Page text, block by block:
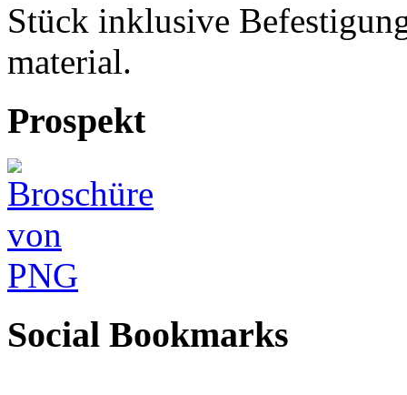
Stück inklusive
material.
Prospekt
Social Bookmarks